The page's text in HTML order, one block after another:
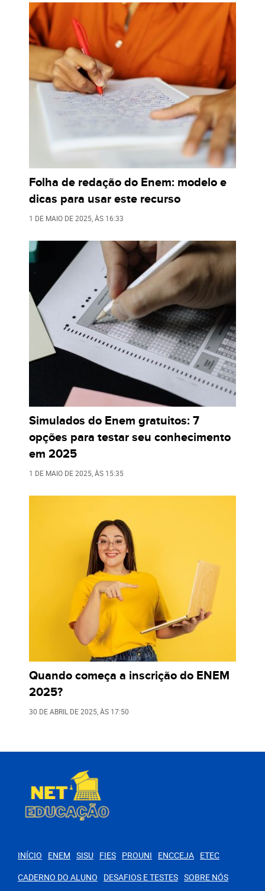
PARA VOCÊ
Folha de redação do Enem: modelo e
dicas para usar este recurso
1 DE MAIO DE 2025 , ÀS 16:33
Simulados do Enem gratuitos: 7
opções para testar seu conhecimento
em 2025
1 DE MAIO DE 2025 , ÀS 15:35
Quando começa a inscrição do ENEM
2025?
30 DE ABRIL DE 2025 , ÀS 17:50
INÍCIO ENEM SISU FIES PROUNI ENCCEJA ETEC
CADERNO DO ALUNO
DESAFIOS E TESTES SOBRE NÓS